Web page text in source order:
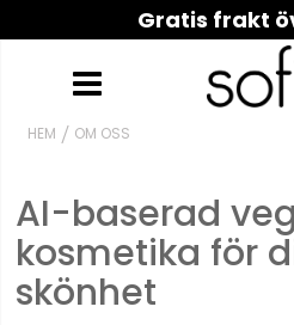
Gratis frakt
HEM OM OSS
AI-baserad
kosmetika för
skönhet